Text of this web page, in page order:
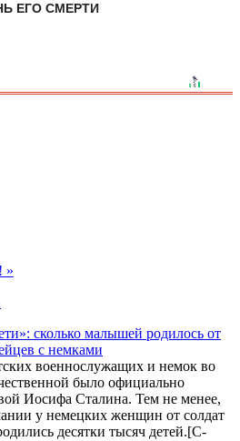
ЕГО СМЕРТИ
»
сколько малышей родилось от
с немками
военнослужащих и немок во
было официально
Иосифа Сталина. Тем не менее,
у немецких женщин от солдат
десятки тысяч детей.[С-